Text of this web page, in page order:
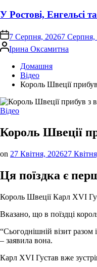
У Ростові, Енгельсі
on 7 Серпня, 20267 Серпня,
Опубліковано
Ірина Оксамитна
Домашня
Відео
Король Швеції
Опублікувати
Відео
Король Швеції
on 27 Квітня, 202627
Ця поїздка є
Король Швеції Карл XVI
Вказано, що в поїздці
“Сьогоднішній візит
– заявила вона.
Карл XVI Густав вже